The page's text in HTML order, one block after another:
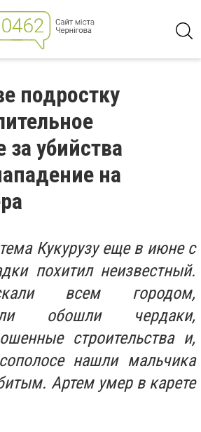
подростку
за убийства
на
Кукурузу еще в июне с
похитил неизвестный.
всем городом,
обошли чердаки,
строительства и,
нашли мальчика
Артем умер в карете